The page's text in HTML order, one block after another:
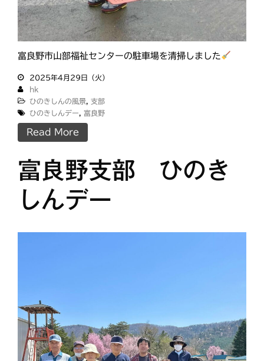
富良野市山部福祉センターの駐車場を清掃しました
2025年4月29日（火）
hk
ひのきしんの風景
支部
ひのきしんデー
富良野
Read More
富良野支部 ひのき
しんデー